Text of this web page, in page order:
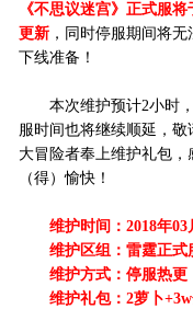
《不思议迷宫》正式服
更新 ，同时停服期间将
下线准备！
本次维护预计2小时
服时间也将继续顺延，
大冒险者奉上维护礼包
（得）愉快！
维护时间：2018年03
维护区组：雷霆正式
维护方式：停服热更
维护礼包：2萝卜